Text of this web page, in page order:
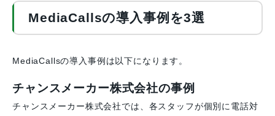
MediaCallsの導入事例を3選
MediaCallsの導入事例は以下になります。
チャンスメーカー株式会社の事例
チャンスメーカー株式会社では、各スタッフが個別に電話対